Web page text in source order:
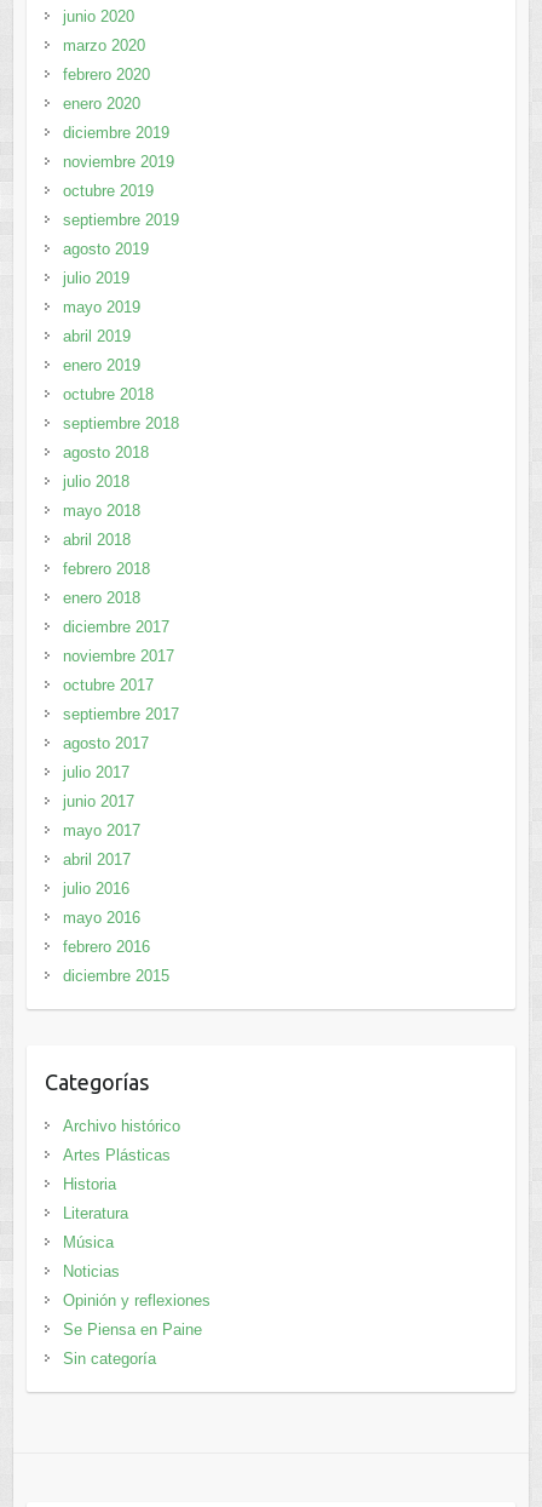
junio 2020
marzo 2020
febrero 2020
enero 2020
diciembre 2019
noviembre 2019
octubre 2019
septiembre 2019
agosto 2019
julio 2019
mayo 2019
abril 2019
enero 2019
octubre 2018
septiembre 2018
agosto 2018
julio 2018
mayo 2018
abril 2018
febrero 2018
enero 2018
diciembre 2017
noviembre 2017
octubre 2017
septiembre 2017
agosto 2017
julio 2017
junio 2017
mayo 2017
abril 2017
julio 2016
mayo 2016
febrero 2016
diciembre 2015
Categorías
Archivo histórico
Artes Plásticas
Historia
Literatura
Música
Noticias
Opinión y reflexiones
Se Piensa en Paine
Sin categoría